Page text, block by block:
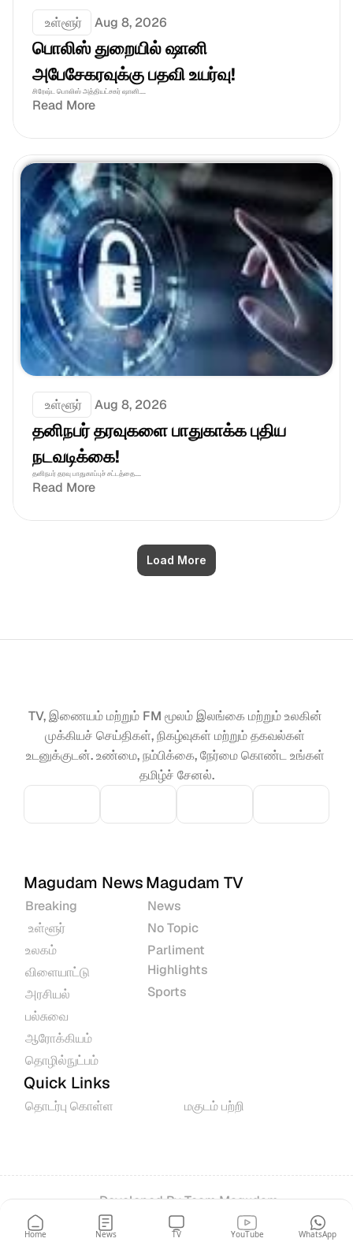
உள்ளூர் Aug 8, 2026
பொலிஸ் துறையில் ஷானி
அபேசேகரவுக்கு பதவி உயர்வு!
சிரேஷ்ட பொலிஸ் அத்தியட்சகர் ஷானி....
Read More
உள்ளூர் Aug 8, 2026
தனிநபர் தரவுகளை பாதுகாக்க புதிய
நடவடிக்கை!
தனிநபர் தரவு பாதுகாப்புச் சட்டத்தை....
Read More
Load More
TV, இணையம் மற்றும் FM மூலம் இலங்கை மற்றும் உலகின்
முக்கியச் செய்திகள், நிகழ்வுகள் மற்றும் தகவல்கள்
உடனுக்குடன். உண்மை, நம்பிக்கை, நேர்மை கொண்ட உங்கள்
தமிழ்ச் சேனல்.
Magudam News
Breaking
உள்ளூர்
உலகம்
விளையாட்டு
அரசியல்
பல்சுவை
ஆரோக்கியம்
தொழில்நுட்பம்
Magudam TV
News
No Topic
Parliment
Highlights
Sports
Quick Links
தொடர்பு கொள்ள மகுடம் பற்றி
Developed By Team Magudam
© 2026 All rights reserved.
Home News TV YouTube WhatsApp